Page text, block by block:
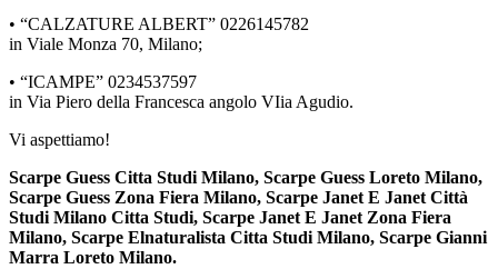
• “CALZATURE ALBERT” 0226145782
in Viale Monza 70, Milano;
• “ICAMPE” 0234537597
in Via Piero della Francesca angolo VIia Agudio.
Vi aspettiamo!
Scarpe Guess Citta Studi Milano, Scarpe Guess Loreto Milano,
Scarpe Guess Zona Fiera Milano, Scarpe Janet E Janet Città
Studi Milano Citta Studi, Scarpe Janet E Janet Zona Fiera
Milano, Scarpe Elnaturalista Citta Studi Milano, Scarpe Gianni
Marra Loreto Milano.